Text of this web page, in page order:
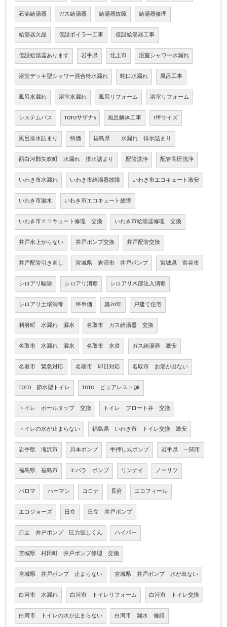
石油給湯器 ガス給湯器 給湯器故障 給湯器修理
給湯器欠品 仮設ボイラー工事 仮設給湯器工事
仮設給湯器あります 岩手県 北上市 浴室シャワー水漏れ
浴室デッキ型シャワー混合栓水漏れ 蛇口水漏れ 風呂工事
風呂水漏れ 浴室水漏れ 風呂リフォーム 浴室リフォーム
システムバス TOTOサザナS 風呂解体工事 1坪サイズ
風呂排水詰まり 特価 福島県 水漏れ 排水詰まり
西白河郡矢吹町 水漏れ 排水詰まり 配管洗浄 配管高圧洗浄
いわき市水漏れ いわき市給湯器故障 いわき市エコキュート激安
いわき市漏水 いわき市エコキュート故障
いわき市エコキュート修理 交換 いわき市給湯器修理 交換
井戸水上がらない 井戸ポンプ交換 井戸配管交換
井戸配管引き直し 宮城県 岩沼市 井戸ポンプ 宮城県 富谷市
シロアリ駆除 シロアリ消毒 シロアリ木部注入消毒
シロアリ土壌消毒 坪単価 築20年 戸建て住宅
利府町 水漏れ 漏水 名取市 ガス給湯器 交換
名取市 水漏れ 漏水 名取市 水道 ガス給湯器 激安
名取市 緊急対応 名取市 即日対応 名取市 お湯が出ない
TOTO 節水型トイレ TOTO ピュアレストQR
トイレ ボールタップ 交換 トイレ フロート弁 交換
トイレの水が止まらない 福島県 いわき市 トイレ交換 激安
岩手県 滝沢市 川本ポンプ 手押し式ポンプ 岩手県 一関市
福島県 福島市 エバラ ポンプ リンナイ ノーリツ
パロマ ハーマン コロナ 長府 エコフィール
エコジョーズ 日立 日立 井戸ポンプ
日立 井戸ポンプ 圧力強しくん ハイパー
宮城県 村田町 井戸ポンプ修理 交換
宮城県 井戸ポンプ 止まらない 宮城県 井戸ポンプ 水が出ない
白河市 水漏れ 白河市 トイレリフォーム 白河市 トイレ交換
白河市 トイレの水が止まらない 白河市 漏水 修繕